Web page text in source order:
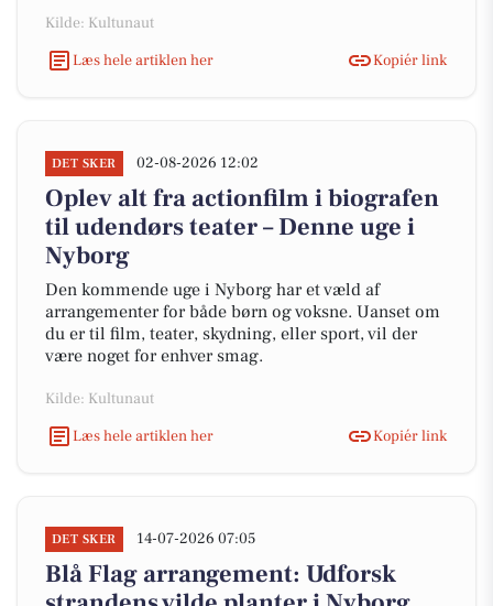
Kilde: Kultunaut
Læs hele artiklen her
Kopiér link
DET SKER 02-08-2026 12:02
Oplev alt fra actionfilm i biografen
til udendørs teater – Denne uge i
Nyborg
Den kommende uge i Nyborg har et væld af
arrangementer for både børn og voksne. Uanset om
du er til film, teater, skydning, eller sport, vil der
være noget for enhver smag.
Kilde: Kultunaut
Læs hele artiklen her
Kopiér link
DET SKER 14-07-2026 07:05
Blå Flag arrangement: Udforsk